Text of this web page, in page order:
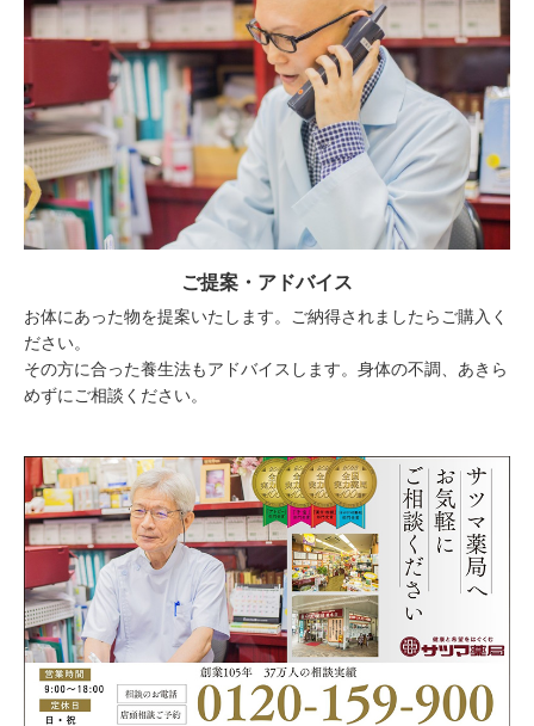
ご提案・アドバイス
お体にあった物を提案いたします。ご納得されましたらご購入く
ださい。
その方に合った養生法もアドバイスします。身体の不調、あきら
めずにご相談ください。